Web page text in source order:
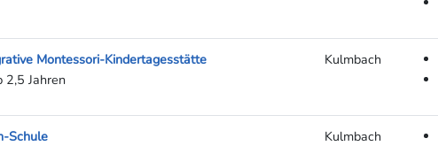
Montessori-Kindertagesstätte
2,5 Jahren
Kulmbach
Schule
Kulmbach